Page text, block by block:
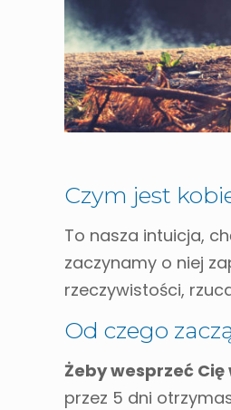
Czym jest
To nasza intuicja,
zaczynamy o niej
rzeczywistości,
Od czego
Żeby wesprzeć
przez 5 dni